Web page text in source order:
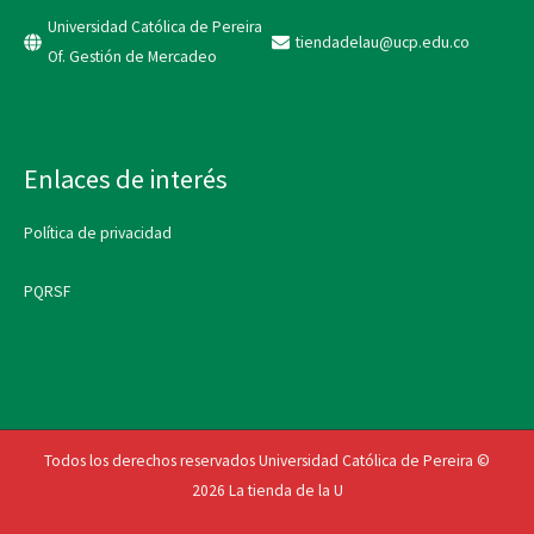
Universidad Católica de Pereira
Of. Gestión de Mercadeo
tiendadelau@ucp.edu.co
Enlaces de interés
Política de privacidad
PQRSF
Todos los derechos reservados Universidad Católica de Pereira ©
2026 La tienda de la U